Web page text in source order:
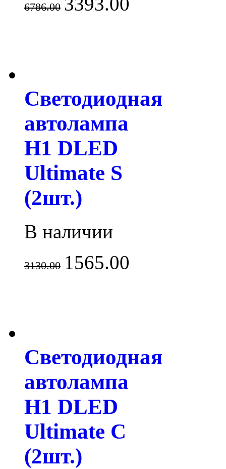
6786.00
Светодиодная
автолампа
H1 DLED
Ultimate S
(2шт.)
В наличии
3130.00 1565.00
Светодиодная
автолампа
H1 DLED
Ultimate C
(2шт.)